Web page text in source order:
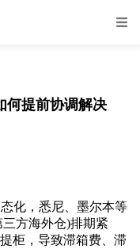
何提前协调解决
化，悉尼、墨尔本等
方海外仓)排期紧
柜，导致滞箱费、滞